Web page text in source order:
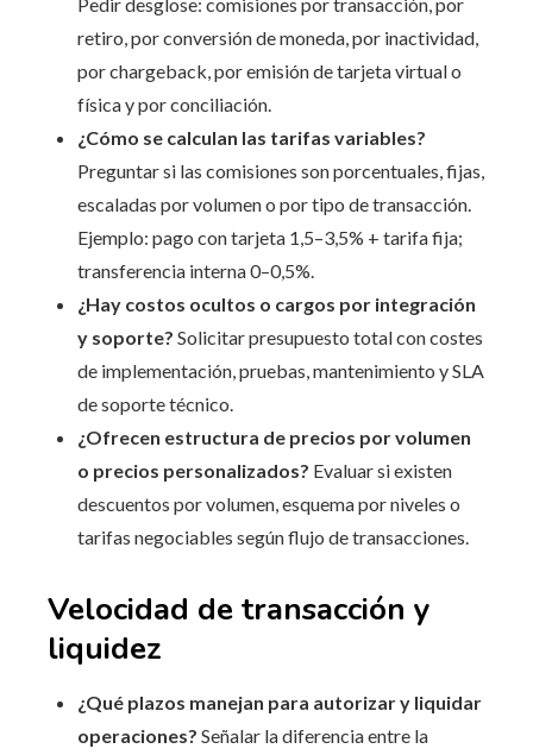
retiro, por conversión de moneda, por inactividad,
por chargeback, por emisión de tarjeta virtual o
física y por conciliación.
¿Cómo se calculan las tarifas variables?
Preguntar si las comisiones son porcentuales, fijas,
escaladas por volumen o por tipo de transacción.
Ejemplo: pago con tarjeta 1,5–3,5% + tarifa fija;
transferencia interna 0–0,5%.
¿Hay costos ocultos o cargos por integración
y soporte? Solicitar presupuesto total con costes
de implementación, pruebas, mantenimiento y SLA
de soporte técnico.
¿Ofrecen estructura de precios por volumen
o precios personalizados? Evaluar si existen
descuentos por volumen, esquema por niveles o
tarifas negociables según flujo de transacciones.
Velocidad de transacción y
liquidez
¿Qué plazos manejan para autorizar y liquidar
operaciones? Señalar la diferencia entre la